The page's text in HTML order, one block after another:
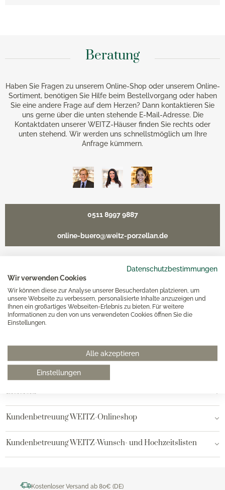
Datenschutzbestimmungen
Wir verwenden Cookies
Wir können diese zur Analyse unserer Besucherdaten platzieren, um
unsere Webseite zu verbessern, personalisierte Inhalte anzuzeigen und
Ihnen ein großartiges Webseiten-Erlebnis zu bieten. Für weitere
Informationen zu den von uns verwendeten Cookies öffnen Sie die
Einstellungen.
Alle akzeptieren
Einstellungen
Beratung
Haben Sie Fragen zu unserem Online-Shop oder unserem Online-
Sortiment, benötigen Sie Hilfe beim Bestellvorgang oder haben
Sie eine andere Frage auf dem Herzen? Dann kontaktieren Sie
uns gerne über die unten stehende E-Mail-Adresse. Die
Kontaktdaten unserer WEITZ-Häuser finden Sie rechts oder
unten stehend. Wir werden uns schnellstmöglich um Ihre
Anfrage kümmern.
0511 8997 9887
online-buero@weitz-porzellan.de
Unsere Häuser
Hannover
Hamburg AEZ
Bielefeld
Kundenbetreuung WEITZ-Onlineshop
Kundenbetreuung WEITZ-Wunsch- und Hochzeitslisten
Kostenloser Versand ab 80€ (DE)